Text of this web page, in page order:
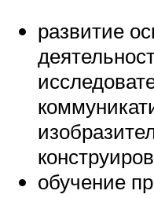
развитие
обучение